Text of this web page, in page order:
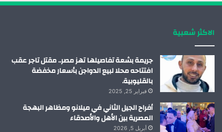
الاكثر شعبية
جريمة بشعة تفاصيلها تهز مصر.. مقتل تاجر عقب
افتتاحه محلا لبيع الدواجن بأسعار مخفضة
بالقليوبية.
فبراير 25, 2025
أفراح الجيل الثاني في ميلانو ومظاهر البهجة
المصرية بين الأهل والأصدقاء
أبريل 5, 2026